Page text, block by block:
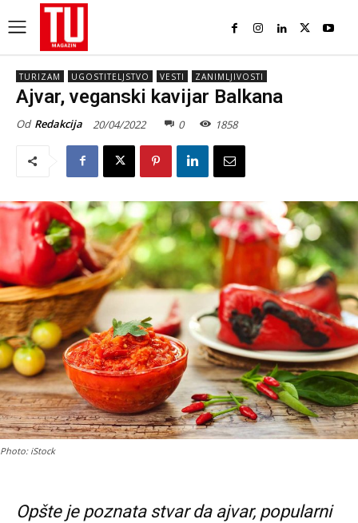
TURIZAM UGOSTITELJSTVO VESTI ZANIMLJIVOSTI
Ajvar, veganski kavijar Balkana
Od Redakcija 20/04/2022 0 1858
Photo: iStock
Opšte je poznata stvar da ajvar, popularni